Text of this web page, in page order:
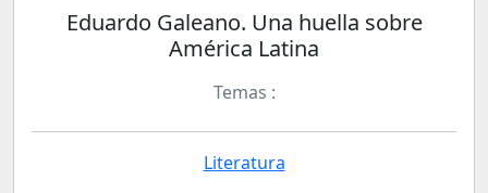
Eduardo Galeano. Una huella sobre
América Latina
Temas :
Literatura